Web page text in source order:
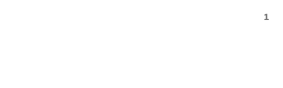
Beitragsnavigation1